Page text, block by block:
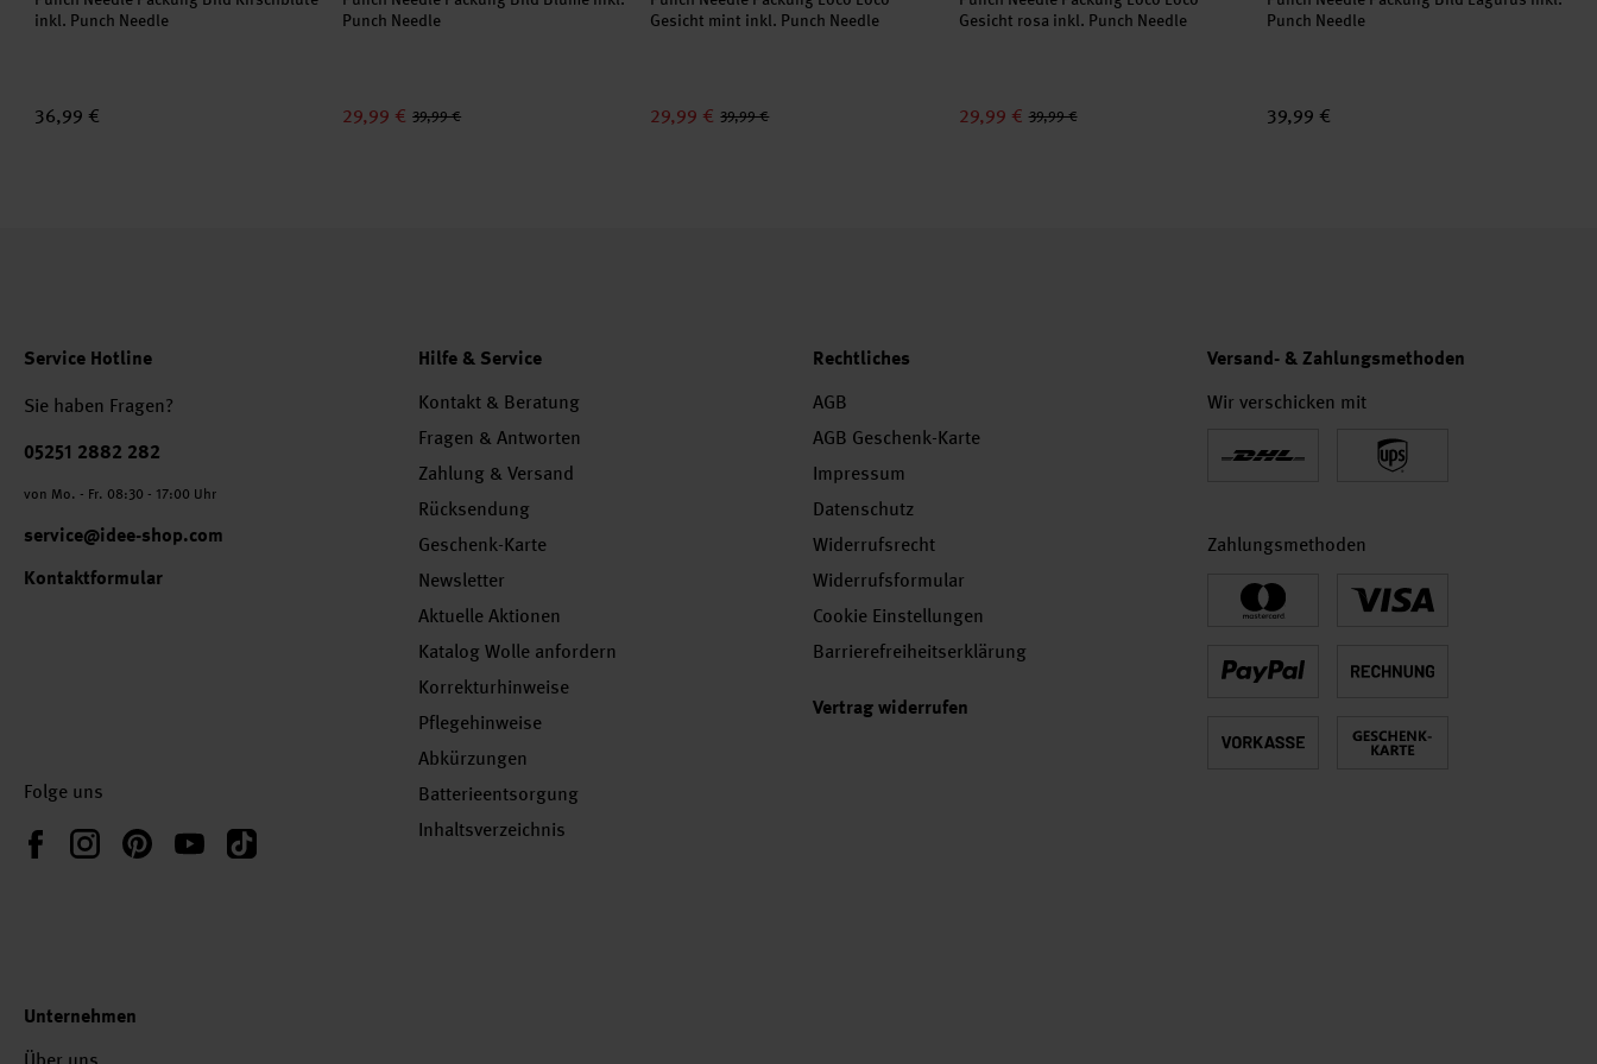
inkl. Punch Needle
36,99 €
Punch Needle
29,99 € 39,99 €
Gesicht mint inkl. Punch Needle
29,99 € 39,99 €
Gesicht rosa inkl. Punch Needle
29,99 € 39,99 €
Punch Needle
39,99 €
Service Hotline
Sie haben Fragen?
Telefonnummer
05251 2882 282
von Mo. - Fr. 08:30 - 17:00 Uhr
service@idee-shop.com
Kontaktformular
Folge uns
FacebookInstagramPinterestYouTubeTikTok
Hilfe & Service
Kontakt & Beratung
Fragen & Antworten
Zahlung & Versand
Rücksendung
Geschenk-Karte
Newsletter
Aktuelle Aktionen
Katalog Wolle anfordern
Korrekturhinweise
Pflegehinweise
Abkürzungen
Batterieentsorgung
Inhaltsverzeichnis
Rechtliches
AGB
AGB Geschenk-Karte
Impressum
Datenschutz
Widerrufsrecht
Widerrufsformular
Cookie Einstellungen
Barrierefreiheitserklärung
Vertrag widerrufen
Versand- & Zahlungsmethoden
Wir verschicken mit
Zahlungsmethoden
Unternehmen